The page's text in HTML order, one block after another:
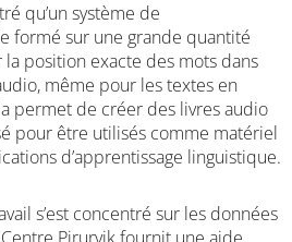
qu’un système de
formé sur une grande quantité
la position exacte des mots dans
même pour les textes en
permet de créer des livres audio
pour être utilisés comme matériel
d’apprentissage linguistique.
s’est concentré sur les données